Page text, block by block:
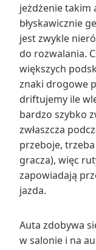
jeżdżenie takim
błyskawicznie
jest zwykle
do rozwalania.
większych
znaki drogowe
driftujemy ile
bardzo szybko
zwłaszcza
przeboje,
gracza), więc
zapowiadają
jazda.
Auta zdobywa
w salonie i na